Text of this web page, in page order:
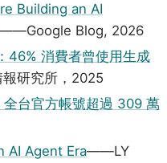
Building an AI
——Google Blog, 2026
46% 消費者曾使用生成
研究所，2025
全台官方帳號超過 309 萬
AI Agent Era——LY